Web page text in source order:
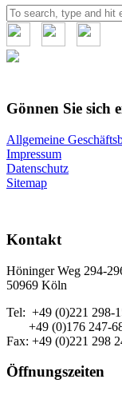
Search
for:
Gönnen Sie sich
Allgemeine
Impressum
Datenschutz
Sitemap
Kontakt
Höninger Weg 294-
50969 Köln
Tel: +49 (0)221 298-
+49 (0)176 247-
Fax: +49 (0)221 298
Öffnungszeiten